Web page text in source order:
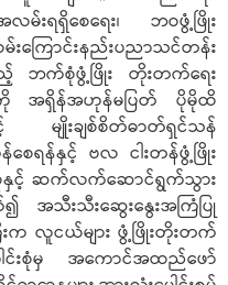
မ်းရရှိစေရေး၊ ဘဝဖွံ့ဖြိုး
ြောင်းနည်းပညာသင်တန်း
ည့် ဘက်စုံဖွံ့ဖြိုး တိုးတက်ရေး
ကို အရှိန်အဟုန်မပြတ် ပိုမိုထိ
ျိုးချစ်စိတ်ဓာတ်ရှင်သန်
ေရန်နှင့် ဗလ ငါးတန်ဖွံ့ဖြိုး
နှင့် ဆက်လက်ဆောင်ရွက်သွား
အသီးသီးဆွေးနွေးအကြံပြု
က လူငယ်များ ဖွံ့ဖြိုးတိုးတက်
င်းစုံမှ အကောင်အထည်ဖော်